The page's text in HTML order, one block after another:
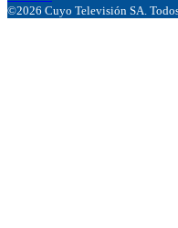
©2026 Cuyo Televisión SA.